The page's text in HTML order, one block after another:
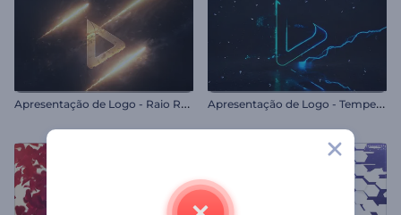
A
presentação de Logo - Raio Reluzente A
presentação de Logo - Tempestade